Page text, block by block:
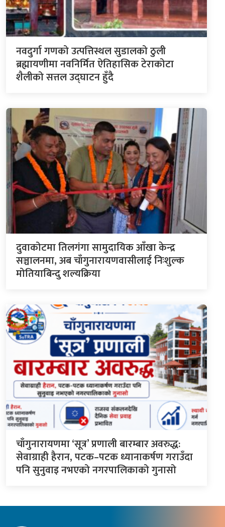
नवदुर्गा गणको उत्पत्तिस्थल सुडालको ठुली
ब्रह्मायणीमा नवनिर्मित ऐतिहासिक टेराकोटा
शैलीको सत्तल उद्घाटन हुँदै
दुवाकोटमा तिलगंगा सामुदायिक आँखा केन्द्र
सञ्चालनमा, अब चाँगुनारायणवासीलाई निःशुल्क
मोतियाबिन्दु शल्यक्रिया
चाँगुनारायणमा ‘सूत्र’ प्रणाली बारम्बार अवरुद्ध:
सेवाग्राही हैरान, पटक–पटक ध्यानाकर्षण गराउँदा
पनि सुनुवाइ नभएको नगरपालिकाको गुनासो